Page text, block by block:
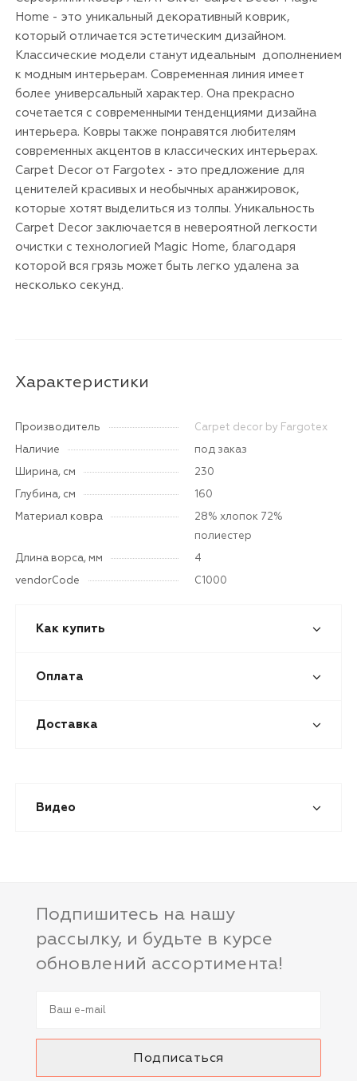
Home - это уникальный декоративный коврик,
который отличается эстетическим дизайном.
Классические модели станут идеальным дополнением
к модным интерьерам. Современная линия имеет
более универсальный характер. Она прекрасно
сочетается с современными тенденциями дизайна
интерьера. Ковры также понравятся любителям
современных акцентов в классических интерьерах.
Carpet Decor от Fargotex - это предложение для
ценителей красивых и необычных аранжировок,
которые хотят выделиться из толпы. Уникальность
Carpet Decor заключается в невероятной легкости
очистки с технологией Magic Home, благодаря
которой вся грязь может быть легко удалена за
несколько секунд.
Характеристики
Производитель
Carpet decor by Fargotex
Наличие
под заказ
Ширина, см
230
Глубина, см
160
Материал ковра
28% хлопок 72%
полиестер
Длина ворса, мм
4
vendorCode
C1000
Как купить
Оплата
Доставка
Видео
Подпишитесь на нашу
рассылку, и будьте в курсе
обновлений ассортимента!